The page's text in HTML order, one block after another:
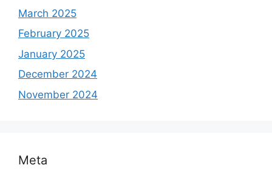
March 2025
February 2025
January 2025
December 2024
November 2024
Meta